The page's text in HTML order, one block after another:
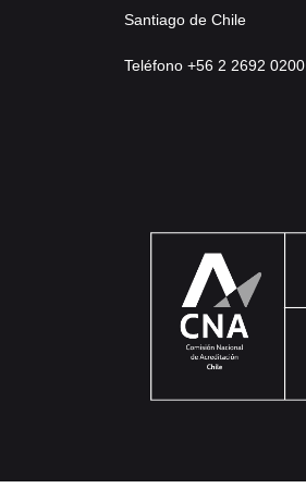
Santiago de Chile
Teléfono +56 2 2692 0200